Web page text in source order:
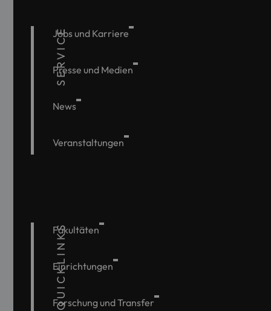
SERVICE
Jobs und Karriere
Presse und Medien
News
Veranstaltungen
QUICKLINKS
Fakultäten
Einrichtungen
Forschung und Transfer